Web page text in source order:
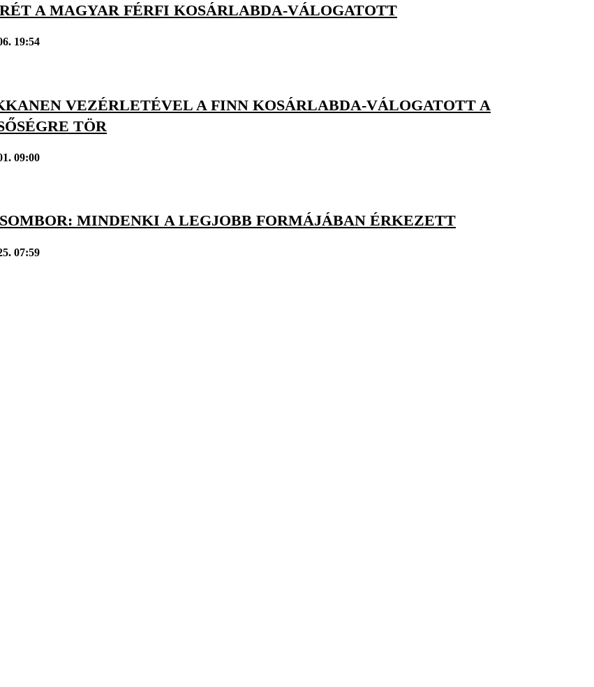
A MAGYAR FÉRFI KOSÁRLABDA-VÁLOGATOTT
19:54
VEZÉRLETÉVEL A FINN KOSÁRLABDA-VÁLOGATOTT A
TÖR
09:00
MINDENKI A LEGJOBB FORMÁJÁBAN ÉRKEZETT
07:59